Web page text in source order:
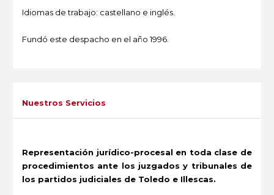
Idiomas de trabajo: castellano e inglés.
Fundó este despacho en el año 1996.
Nuestros Servicios
Representación jurídico-procesal en toda clase de
procedimientos ante los juzgados y tribunales de
los partidos judiciales de Toledo e Illescas.